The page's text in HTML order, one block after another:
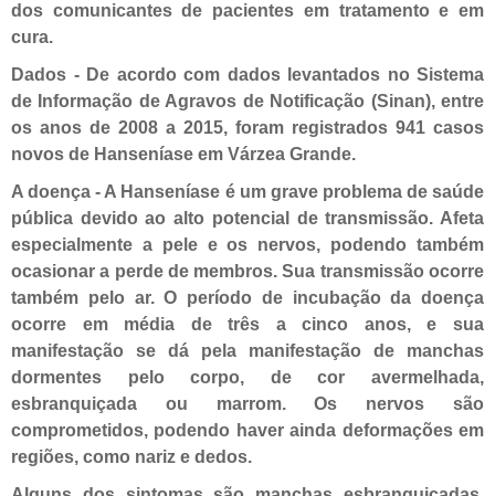
dos comunicantes de pacientes em tratamento e em
cura.
Dados - De acordo com dados levantados no Sistema
de Informação de Agravos de Notificação (Sinan), entre
os anos de 2008 a 2015, foram registrados 941 casos
novos de Hanseníase em Várzea Grande.
A doença - A Hanseníase é um grave problema de saúde
pública devido ao alto potencial de transmissão. Afeta
especialmente a pele e os nervos, podendo também
ocasionar a perde de membros. Sua transmissão ocorre
também pelo ar. O período de incubação da doença
ocorre em média de três a cinco anos, e sua
manifestação se dá pela manifestação de manchas
dormentes pelo corpo, de cor avermelhada,
esbranquiçada ou marrom. Os nervos são
comprometidos, podendo haver ainda deformações em
regiões, como nariz e dedos.